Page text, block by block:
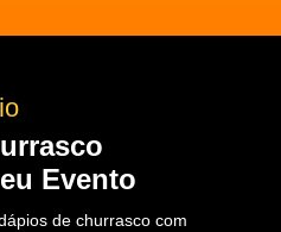
Evento
de churrasco com